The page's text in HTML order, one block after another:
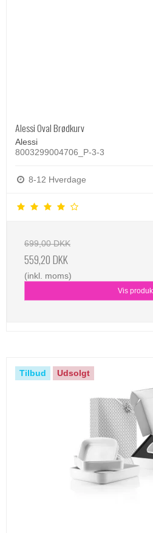
Alessi Oval Brødkurv
Alessi
8003299004706_P-3-3
8-12 Hverdage
699,00 DKK
559,20 DKK
(inkl. moms)
Vis
Tilbud Udsolgt